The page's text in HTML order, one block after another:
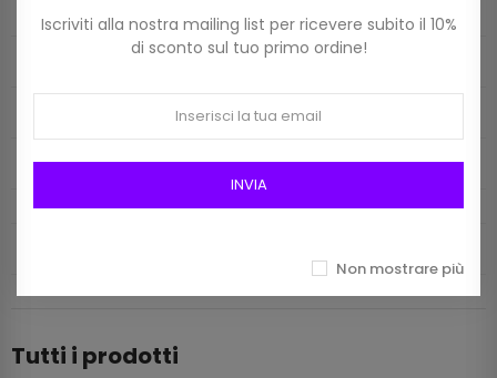
TELE E FODERE
Tutti i prodotti
Iscriviti alla nostra mailing list per ricevere subito il 10%
di sconto sul tuo primo ordine!
INVIA
Non mostrare più